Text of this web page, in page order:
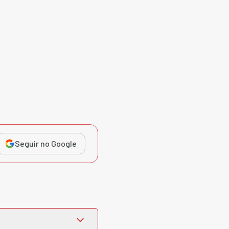
Seguir no Google